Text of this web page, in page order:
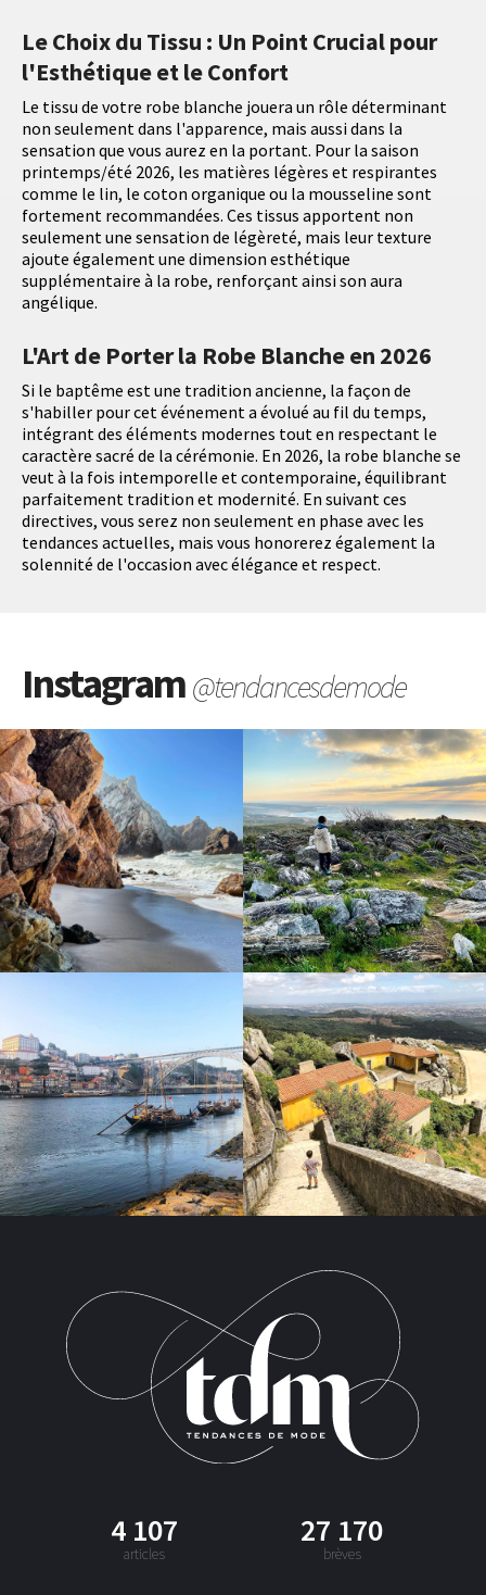
Le Choix du Tissu : Un Point Crucial pour
l'Esthétique et le Confort
Le tissu de votre robe blanche jouera un rôle déterminant
non seulement dans l'apparence, mais aussi dans la
sensation que vous aurez en la portant. Pour la saison
printemps/été 2026, les matières légères et respirantes
comme le lin, le coton organique ou la mousseline sont
fortement recommandées. Ces tissus apportent non
seulement une sensation de légèreté, mais leur texture
ajoute également une dimension esthétique
supplémentaire à la robe, renforçant ainsi son aura
angélique.
L'Art de Porter la Robe Blanche en 2026
Si le baptême est une tradition ancienne, la façon de
s'habiller pour cet événement a évolué au fil du temps,
intégrant des éléments modernes tout en respectant le
caractère sacré de la cérémonie. En 2026, la robe blanche se
veut à la fois intemporelle et contemporaine, équilibrant
parfaitement tradition et modernité. En suivant ces
directives, vous serez non seulement en phase avec les
tendances actuelles, mais vous honorerez également la
solennité de l'occasion avec élégance et respect.
Instagram@tendancesdemode
4 107
articles
27 170
brèves